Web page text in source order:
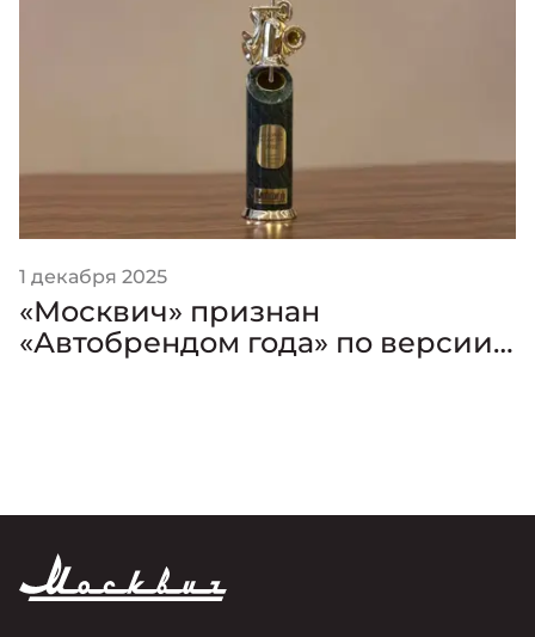
1 декабря 2025
«Москвич» признан
«Автобрендом года» по версии